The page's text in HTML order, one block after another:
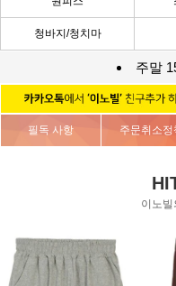
청바지/청치마
주말
필독 사항 주문취소정
이노